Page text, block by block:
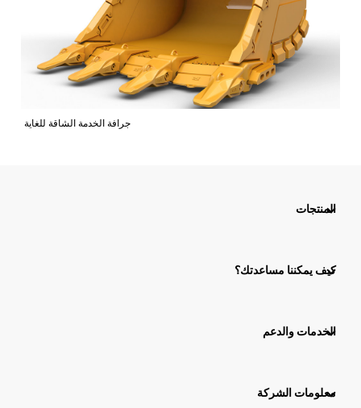
جرافة الخدمة الشاقة للغاية
المنتجات
كيف يمكننا مساعدتك؟
الخدمات والدعم
معلومات الشركة